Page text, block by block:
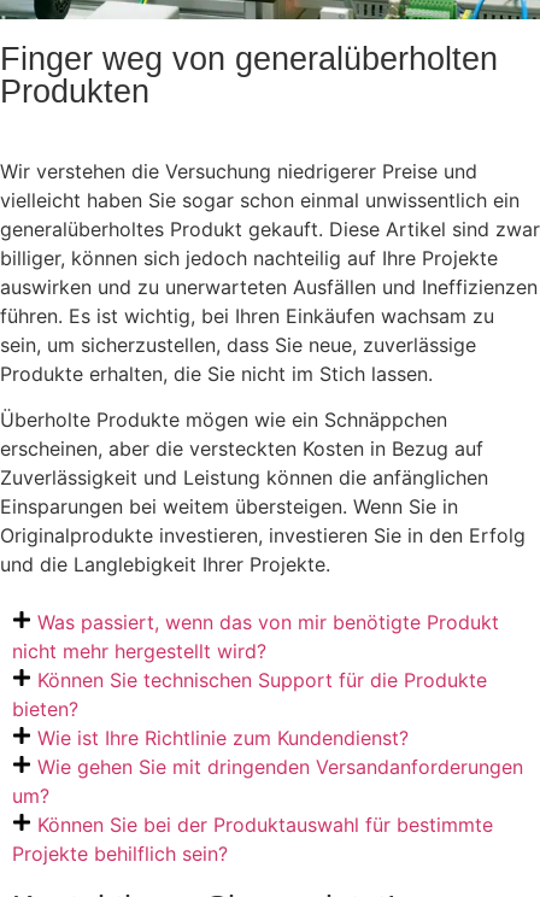
Finger weg von generalüberholten
Produkten
Wir verstehen die Versuchung niedrigerer Preise und
vielleicht haben Sie sogar schon einmal unwissentlich ein
generalüberholtes Produkt gekauft. Diese Artikel sind zwar
billiger, können sich jedoch nachteilig auf Ihre Projekte
auswirken und zu unerwarteten Ausfällen und Ineffizienzen
führen. Es ist wichtig, bei Ihren Einkäufen wachsam zu
sein, um sicherzustellen, dass Sie neue, zuverlässige
Produkte erhalten, die Sie nicht im Stich lassen.
Überholte Produkte mögen wie ein Schnäppchen
erscheinen, aber die versteckten Kosten in Bezug auf
Zuverlässigkeit und Leistung können die anfänglichen
Einsparungen bei weitem übersteigen. Wenn Sie in
Originalprodukte investieren, investieren Sie in den Erfolg
und die Langlebigkeit Ihrer Projekte.
Was passiert, wenn das von mir benötigte Produkt
nicht mehr hergestellt wird?
Können Sie technischen Support für die Produkte
bieten?
Wie ist Ihre Richtlinie zum Kundendienst?
Wie gehen Sie mit dringenden Versandanforderungen
um?
Können Sie bei der Produktauswahl für bestimmte
Projekte behilflich sein?